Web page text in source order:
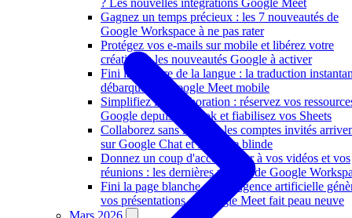
? Les nouvelles intégrations Google Meet
Gagnez un temps précieux : les 7 nouveautés de
Google Workspace à ne pas rater
Protégez vos e-mails sur mobile et libérez votre
créativité : les nouveautés Google à activer
Fini la barrière de la langue : la traduction
débarque sur Google Meet mobile
Simplifiez la collaboration : réservez vos
Google depuis Outlook et fiabilisez vos Sheets
Collaborez sans limites : les comptes invités
sur Google Chat et Drive se blinde
Donnez un coup d'accélérateur à vos vidéos et vos
réunions : les dernières pépites de Google
Fini la page blanche : l'intelligence artificielle
vos présentations et Google Meet fait peau neuve
Mars 2026